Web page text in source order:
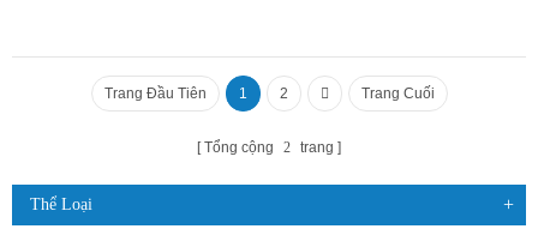
Trang Đầu Tiên 1 2 Trang Cuối
Tổng cộng 2 trang
Thể Loại